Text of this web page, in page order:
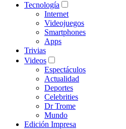
Tecnología
Internet
Videojuegos
Smartphones
Apps
Trivias
Videos
Espectáculos
Actualidad
Deportes
Celebrities
Dr Trome
Mundo
Edición Impresa